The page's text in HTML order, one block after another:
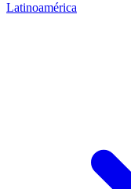
Latinoamérica